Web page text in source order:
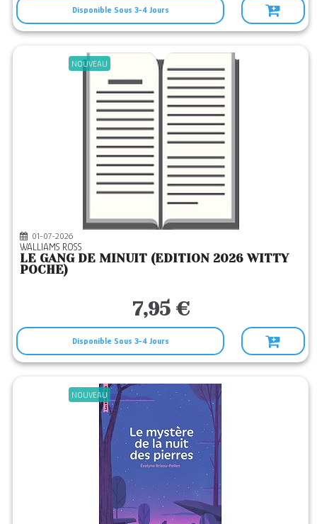
Disponible Sous 3-4 Jours
NOUVEAU
01-07-2026
WALLIAMS ROSS
LE GANG DE MINUIT (EDITION 2026 WITTY
POCHE)
7,95 €
Disponible Sous 3-4 Jours
NOUVEAU